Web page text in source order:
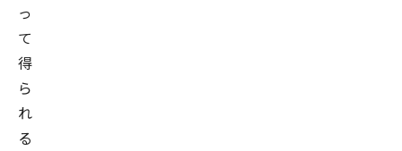
っ
て
得
ら
れ
る